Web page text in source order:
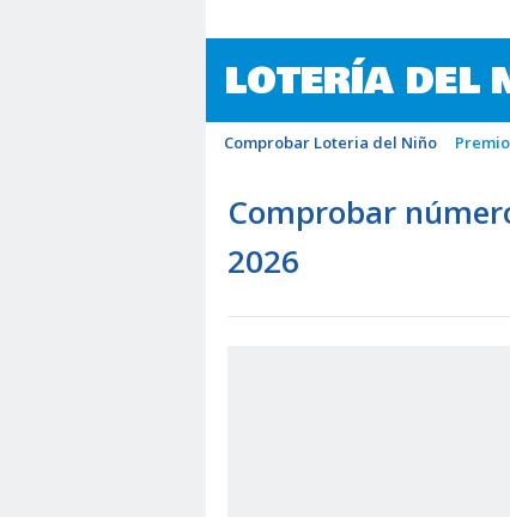
LOTERÍA DEL
Comprobar Loteria del Niño
Comprobar
2026